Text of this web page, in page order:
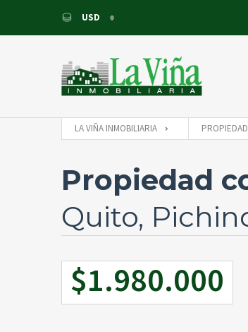
USD
EUR
LA VIÑA INMOBILIARIA
Propiedad
Quito,
$1.980.000